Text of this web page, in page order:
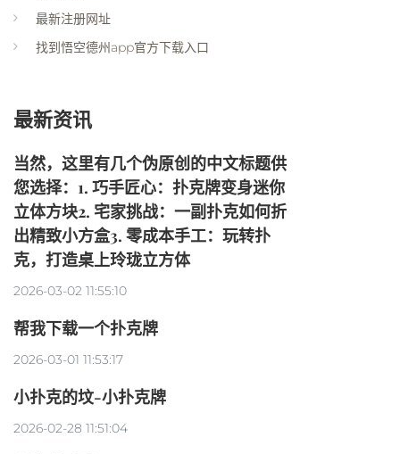
最新注册网址
找到悟空德州app官方下载入口
最新资讯
当然，这里有几个伪原创的中文标题供
您选择：1. 巧手匠心：扑克牌变身迷你
立体方块2. 宅家挑战：一副扑克如何折
出精致小方盒3. 零成本手工：玩转扑
克，打造桌上玲珑立方体
2026-03-02 11:55:10
帮我下载一个扑克牌
2026-03-01 11:53:17
小扑克的坟-小扑克牌
2026-02-28 11:51:04